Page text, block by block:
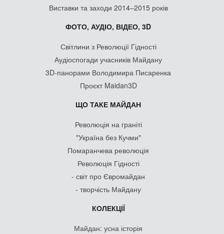
Виставки та заходи 2014–2015 років
ФОТО, АУДІО, ВІДЕО, 3D
Світлини з Революції Гідності
Аудіоспогади учасників Майдану
3D-панорами Володимира Писаренка
Проєкт Maidan3D
ЩО ТАКЕ МАЙДАН
Революція на граніті
"Україна без Кучми"
Помаранчева революція
Революція Гідності
- світ про Євромайдан
- творчість Майдану
КОЛЕКЦІЇ
Майдан: усна історія